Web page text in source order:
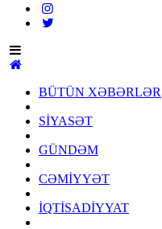
BÜTÜN XƏBƏRLƏR
SİYASƏT
GÜNDƏM
CƏMİYYƏT
İQTİSADİYYAT